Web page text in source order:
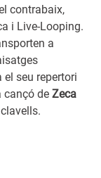
contrabaix,
i Live-Looping.
a
seu repertori
cançó de Zeca